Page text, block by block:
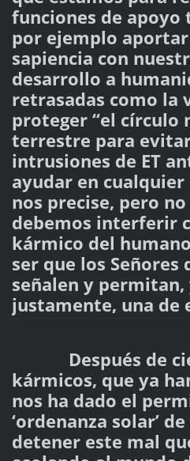
funciones de
por ejemplo
sapiencia con
desarrollo a
retrasadas como la
proteger “el círculo
terrestre para
intrusiones de ET
ayudar en cualquier
nos precise, pero
debemos interferir
kármico del
ser que los Señores
señalen y permitan,
justamente, una de
Después de
kármicos, que ya
nos ha dado el
‘ordenanza solar’
detener este mal